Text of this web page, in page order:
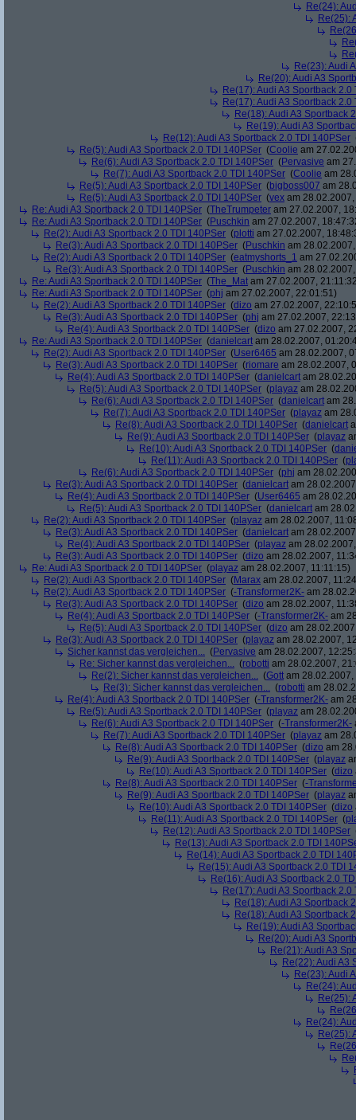
Re(24):
Re(25):
Re(23): Audi
Re(20): Audi A3
Re(17): Audi A3 Sportback 2.0
Re(17): Audi A3 Sportback 2.0
Re(18): Audi A3 Sportback
Re(19): Audi A3
Re(12): Audi A3 Sportback 2.0 TDI 140PSer
Re(5): Audi A3 Sportback 2.0 TDI 140PSer (Coolie am
Re(6): Audi A3 Sportback 2.0 TDI 140PSer (Pervasive am
Re(7): Audi A3 Sportback 2.0 TDI 140PSer (Coolie am
Re(5): Audi A3 Sportback 2.0 TDI 140PSer (bigboss007 am
Re(5): Audi A3 Sportback 2.0 TDI 140PSer (vex am
Re: Audi A3 Sportback 2.0 TDI 140PSer (TheTrumpeter am 27.02.2007,
Re: Audi A3 Sportback 2.0 TDI 140PSer (Puschkin am 27.02.2007,
Re(2): Audi A3 Sportback 2.0 TDI 140PSer (plotti am 27.02.2007,
Re(3): Audi A3 Sportback 2.0 TDI 140PSer (Puschkin am
Re(2): Audi A3 Sportback 2.0 TDI 140PSer (eatmyshorts_1 am
Re(3): Audi A3 Sportback 2.0 TDI 140PSer (Puschkin am
Re: Audi A3 Sportback 2.0 TDI 140PSer (The_Mat am 27.02.2007,
Re: Audi A3 Sportback 2.0 TDI 140PSer (phj am 27.02.2007, 22:01:51)
Re(2): Audi A3 Sportback 2.0 TDI 140PSer (dizo am 27.02.2007,
Re(3): Audi A3 Sportback 2.0 TDI 140PSer (phj am 27.02.2007,
Re(4): Audi A3 Sportback 2.0 TDI 140PSer (dizo am 27.02.2007,
Re: Audi A3 Sportback 2.0 TDI 140PSer (danielcart am 28.02.2007,
Re(2): Audi A3 Sportback 2.0 TDI 140PSer (User6465 am 28.02.2007,
Re(3): Audi A3 Sportback 2.0 TDI 140PSer (riomare am 28.02.2007,
Re(4): Audi A3 Sportback 2.0 TDI 140PSer (danielcart am
Re(5): Audi A3 Sportback 2.0 TDI 140PSer (playaz am
Re(6): Audi A3 Sportback 2.0 TDI 140PSer (danielcart am
Re(7): Audi A3 Sportback 2.0 TDI 140PSer (playaz am
Re(8): Audi A3 Sportback 2.0 TDI 140PSer (danielcart
Re(9): Audi A3 Sportback 2.0 TDI 140PSer (playaz
Re(10): Audi A3 Sportback 2.0 TDI 140PSer (
Re(11): Audi A3 Sportback 2.0 TDI 140PSer (
Re(6): Audi A3 Sportback 2.0 TDI 140PSer (phj am
Re(3): Audi A3 Sportback 2.0 TDI 140PSer (danielcart am
Re(4): Audi A3 Sportback 2.0 TDI 140PSer (User6465 am
Re(5): Audi A3 Sportback 2.0 TDI 140PSer (danielcart am
Re(2): Audi A3 Sportback 2.0 TDI 140PSer (playaz am 28.02.2007,
Re(3): Audi A3 Sportback 2.0 TDI 140PSer (danielcart am
Re(4): Audi A3 Sportback 2.0 TDI 140PSer (playaz am
Re(3): Audi A3 Sportback 2.0 TDI 140PSer (dizo am 28.02.2007,
Re: Audi A3 Sportback 2.0 TDI 140PSer (playaz am 28.02.2007, 11:11:15)
Re(2): Audi A3 Sportback 2.0 TDI 140PSer (Marax am 28.02.2007,
Re(2): Audi A3 Sportback 2.0 TDI 140PSer (-Transformer2K- am
Re(3): Audi A3 Sportback 2.0 TDI 140PSer (dizo am 28.02.2007,
Re(4): Audi A3 Sportback 2.0 TDI 140PSer (-Transformer2K- am
Re(5): Audi A3 Sportback 2.0 TDI 140PSer (dizo am
Re(3): Audi A3 Sportback 2.0 TDI 140PSer (playaz am 28.02.2007,
Sicher kannst das vergleichen... (Pervasive am 28.02.2007,
Re: Sicher kannst das vergleichen... (robotti am 28.02.2007,
Re(2): Sicher kannst das vergleichen... (Gott am
Re(3): Sicher kannst das vergleichen... (robotti am
Re(4): Audi A3 Sportback 2.0 TDI 140PSer (-Transformer2K- am
Re(5): Audi A3 Sportback 2.0 TDI 140PSer (playaz am
Re(6): Audi A3 Sportback 2.0 TDI 140PSer (-Transformer2K-
Re(7): Audi A3 Sportback 2.0 TDI 140PSer (playaz am
Re(8): Audi A3 Sportback 2.0 TDI 140PSer (dizo am
Re(9): Audi A3 Sportback 2.0 TDI 140PSer (playaz
Re(10): Audi A3 Sportback 2.0 TDI 140PSer (dizo
Re(8): Audi A3 Sportback 2.0 TDI 140PSer (-
Re(9): Audi A3 Sportback 2.0 TDI 140PSer (playaz
Re(10): Audi A3 Sportback 2.0 TDI 140PSer (dizo
Re(11): Audi A3 Sportback 2.0 TDI 140PSer (
Re(12): Audi A3 Sportback 2.0 TDI 140PSer
Re(13): Audi A3 Sportback 2.0 TDI
Re(14): Audi A3 Sportback 2.0 TDI
Re(15): Audi A3 Sportback 2.0 TDI
Re(16): Audi A3 Sportback 2.0
Re(17): Audi A3 Sportback 2.0
Re(18): Audi A3 Sportback
Re(18): Audi A3 Sportback
Re(19): Audi A3
Re(20): Audi A3
Re(21): Audi A3
Re(22): Audi A3
Re(23): Audi
Re(24):
Re(25):
Re(24):
Re(25):